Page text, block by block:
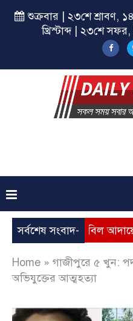
শুক্রবার | ২৩শে শ্রাবণ,
খ্রিস্টাব্দ | ২৩শে
সর্বশেষ সংবাদ-
ভূতুড়ে বিল আদায়ের
Home » গাজীপুরে ৫ খুন:
অভিযুক্তের আত্মহত্যা